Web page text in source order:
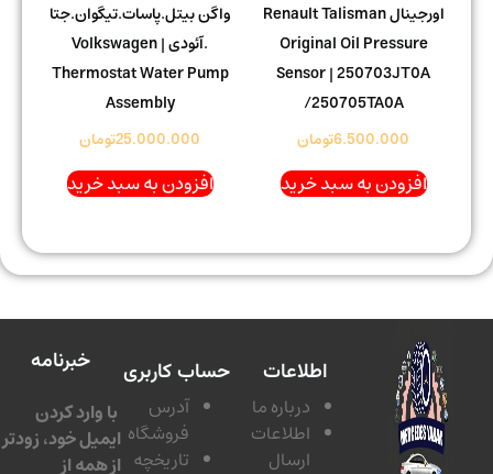
اورجینال Renault Talisman
Original Oil Pressure
Sensor | 250703JT0A
/250705TA0A
6.500.000تومان
افزودن به سبد خرید
واگن بیتل.پاسات.تیگوان.جتا
.آئودی | Volkswagen
Thermostat Water Pump
Assembly
25.000.000تومان
افزودن به سبد خرید
اطلاعات
درباره ما
اطلاعات
ارسال
حساب کاربری
آدرس
فروشگاه
تاریخچه
خبرنامه
با وارد کردن
ایمیل خود، زودتر
از همه از